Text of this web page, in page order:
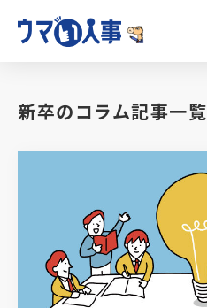
新卒のコラム記事一覧